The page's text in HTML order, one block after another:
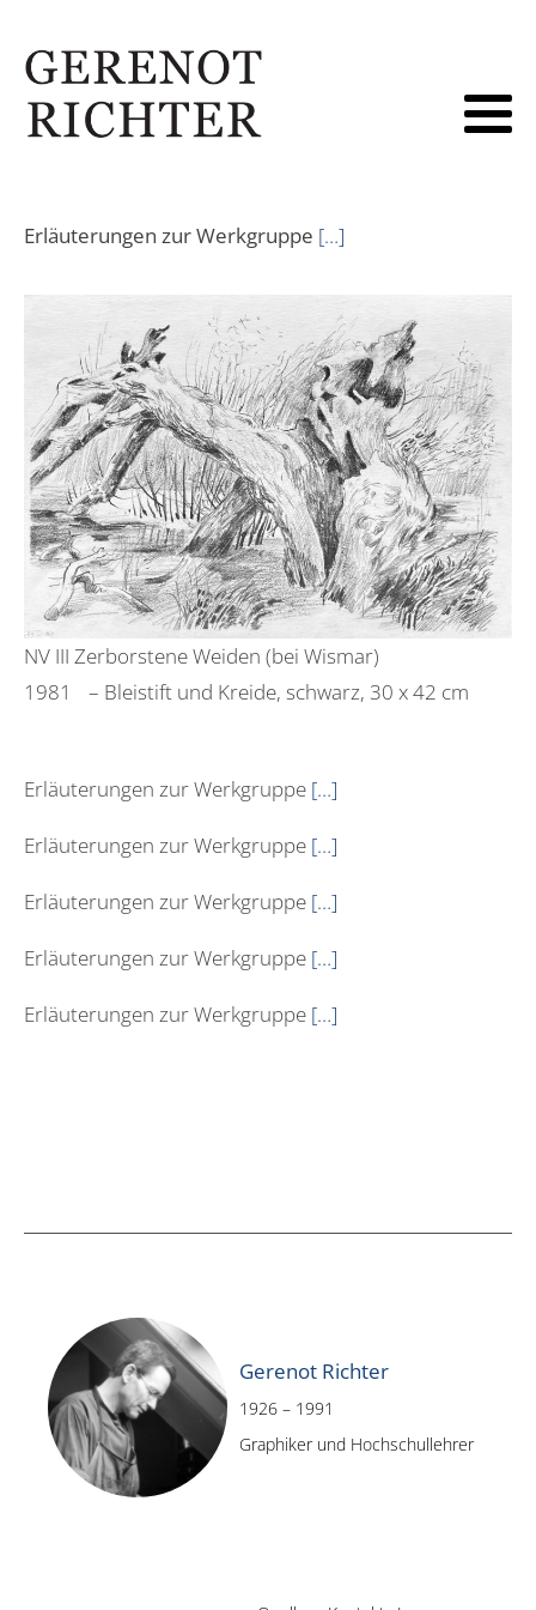
Erläuterungen zur Werkgruppe […]
NV III Zerborstene Weiden (bei Wismar)
1981 – Bleistift und Kreide, schwarz, 30 x 42 cm
Erläuterungen zur Werkgruppe […]
Erläuterungen zur Werkgruppe […]
Erläuterungen zur Werkgruppe […]
Erläuterungen zur Werkgruppe […]
Erläuterungen zur Werkgruppe […]
Gerenot Richter
1926 – 1991
Graphiker und Hochschullehrer